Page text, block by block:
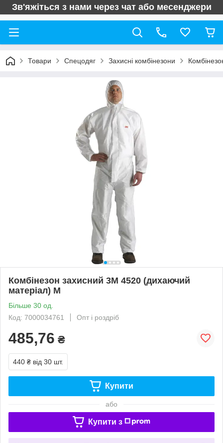
Зв'яжіться з нами через чат або месенджери
Товари Спецодяг Захисні комбінезони
Комбінезон захисний 3М 4520 (дихаючий
матеріал) M
Більше 30 од.
Код: 7000034761
Опт і роздріб
485,76 ₴
440 ₴ від 30 шт.
Купити
або
Купити з